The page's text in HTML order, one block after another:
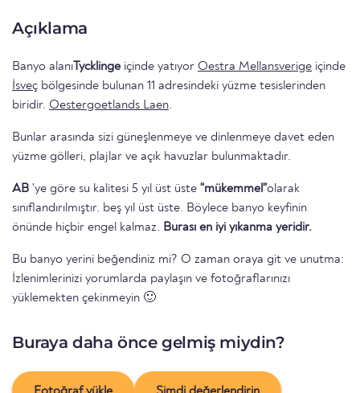
Açıklama
Banyo alanıTycklinge içinde yatıyor Oestra Mellansverige içinde
İsveç bölgesinde bulunan 11 adresindeki yüzme tesislerinden
biridir. Oestergoetlands Laen.
Bunlar arasında sizi güneşlenmeye ve dinlenmeye davet eden
yüzme gölleri, plajlar ve açık havuzlar bulunmaktadır.
AB 'ye göre su kalitesi 5 yıl üst üste "mükemmel"olarak
sınıflandırılmıştır. beş yıl üst üste. Böylece banyo keyfinin
önünde hiçbir engel kalmaz. Burası en iyi yıkanma yeridir.
Bu banyo yerini beğendiniz mi? O zaman oraya git ve unutma:
İzlenimlerinizi yorumlarda paylaşın ve fotoğraflarınızı
yüklemekten çekinmeyin 🙂
Buraya daha önce gelmiş miydin?